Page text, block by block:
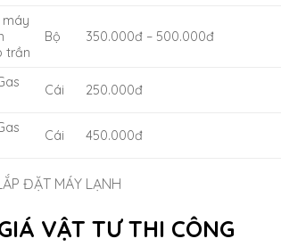
máy
trần
Bộ 350.000đ – 500.000đ
Cái 250.000đ
Cái 450.000đ
ĐẶT MÁY LẠNH
VẬT TƯ THI CÔNG